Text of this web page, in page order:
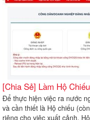
[Chia Sẻ] Làm Hộ
Để thực hiện việc ra nước
và cần thiết là Hộ chiếu
riêng cho việc xuất cảnh,